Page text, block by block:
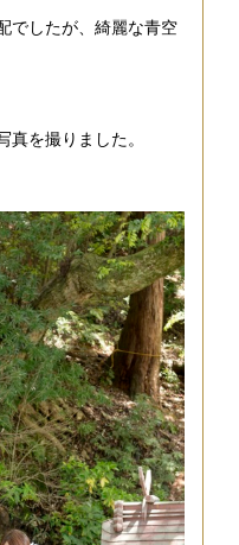
でしたが、綺麗な青空
を撮りました。